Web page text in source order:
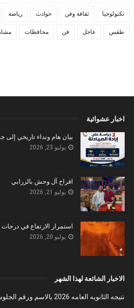
تكنولوجيا ثقافة وفن حوادث رياضة
طقس عاجل فن محافظات
اخبار عشوائية
بيان هام ونداء تاريخي إلى
يوليو 23, 2026
افراح آل وحش بالزرابي
يوليو 21, 2026
استمرار الارتفاع في
يوليو 20, 2026
الاخبار الشائعة لهذا الشهر
نتيجه الثانويه العامه 2026 بالاسم ورقم الجلوس